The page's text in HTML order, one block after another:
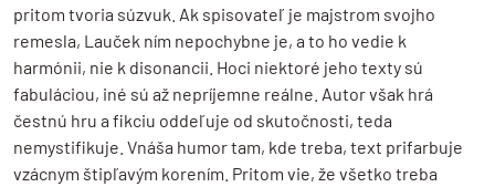
pritom tvoria súzvuk. Ak spisovateľ je majstrom svojho
remesla, Lauček ním nepochybne je, a to ho vedie k
harmónii, nie k disonancii. Hoci niektoré jeho texty sú
fabuláciou, iné sú až nepríjemne reálne. Autor však hrá
čestnú hru a fikciu oddeľuje od skutočnosti, teda
nemystifikuje. Vnáša humor tam, kde treba, text prifarbuje
vzácnym štipľavým korením. Pritom vie, že všetko treba